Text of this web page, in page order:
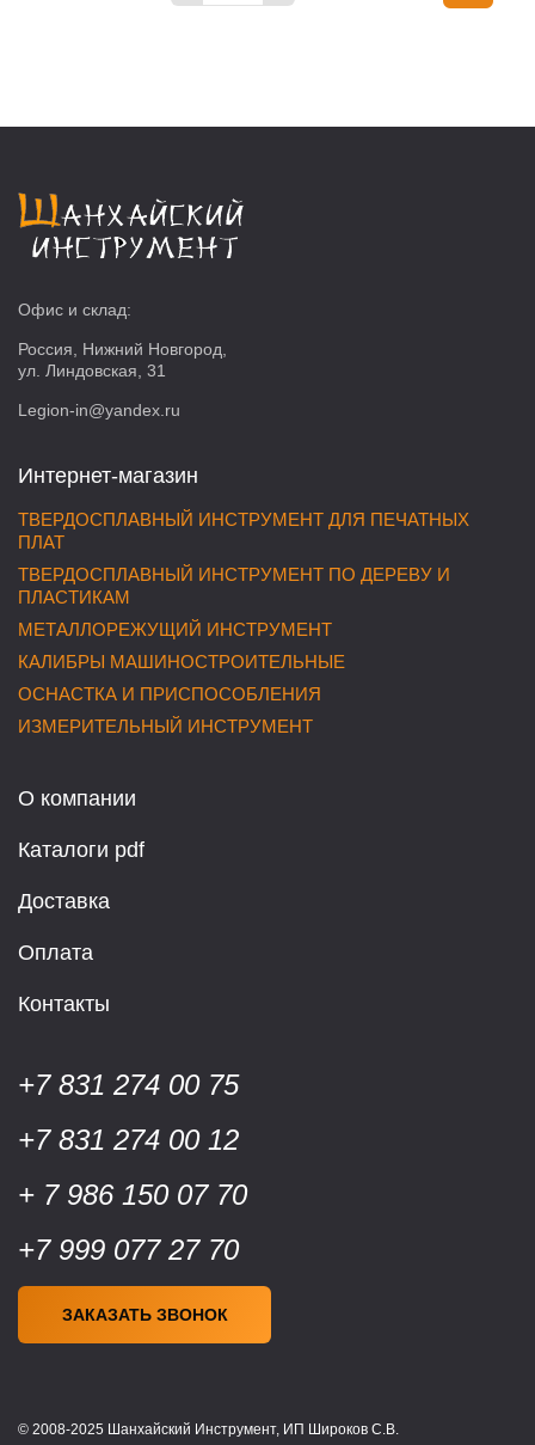
Офис и склад:
Россия, Нижний Новгород,
ул. Линдовская, 31
Legion-in@yandex.ru
Интернет-магазин
ТВЕРДОСПЛАВНЫЙ ИНСТРУМЕНТ ДЛЯ ПЕЧАТНЫХ
ПЛАТ
ТВЕРДОСПЛАВНЫЙ ИНСТРУМЕНТ ПО ДЕРЕВУ И
ПЛАСТИКАМ
МЕТАЛЛОРЕЖУЩИЙ ИНСТРУМЕНТ
КАЛИБРЫ МАШИНОСТРОИТЕЛЬНЫЕ
ОСНАСТКА И ПРИСПОСОБЛЕНИЯ
ИЗМЕРИТЕЛЬНЫЙ ИНСТРУМЕНТ
О компании
Каталоги pdf
Доставка
Оплата
Контакты
+7 831 274 00 75
+7 831 274 00 12
+ 7 986 150 07 70
+7 999 077 27 70
ЗАКАЗАТЬ ЗВОНОК
© 2008-2025 Шанхайский Инструмент, ИП Широков С.В.